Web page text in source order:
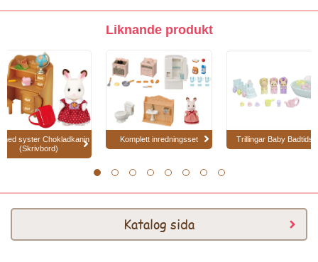
Liknande produkt
med syster Chokladkanin
(Skrivbord)
Komplett inredningsset Trillingar Baby
Katalog sida